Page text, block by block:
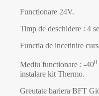
Functionare 24V.
Timp de deschidere : 4
Functia de incetinire
Mediu functionare : -400
instalare kit Thermo.
Greutate bariera BFT